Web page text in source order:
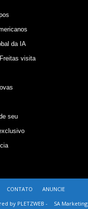
da IA
visita
seu
CONTATO
ANUNCIE
by PLETZWEB -
SA Marketing